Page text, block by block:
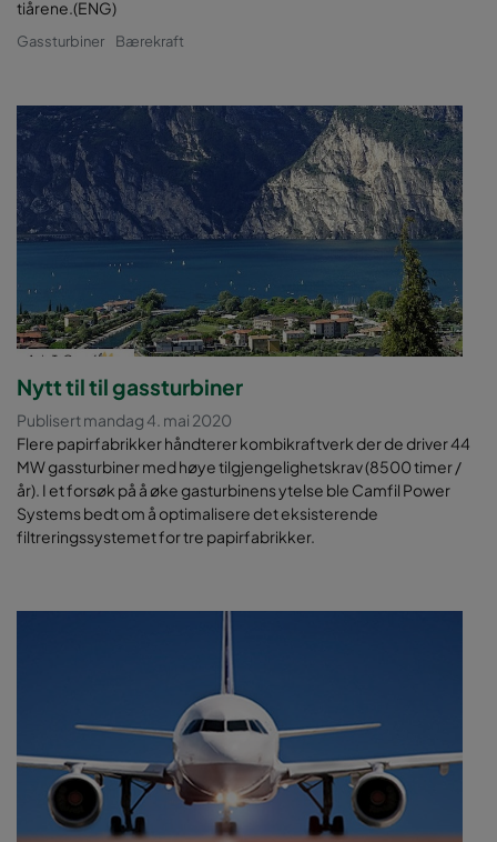
tiårene.(ENG)
Gassturbiner Bærekraft
Nytt til til gassturbiner
Publisert mandag 4. mai 2020
Flere papirfabrikker håndterer kombikraftverk der de driver 44
MW gassturbiner med høye tilgjengelighetskrav (8500 timer /
år). I et forsøk på å øke gasturbinens ytelse ble Camfil Power
Systems bedt om å optimalisere det eksisterende
filtreringssystemet for tre papirfabrikker.